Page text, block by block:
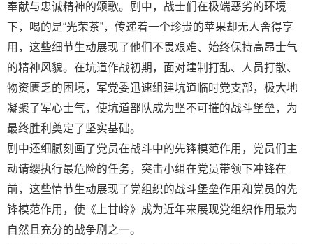
奉献与忠诚精神的颂歌。剧中，战士们在极端恶劣的环境
下，喝的是“光荣茶”，传递着一个珍贵的苹果却无人舍得享
用，这些细节生动展现了他们不畏艰难、始终保持高昂士气
的精神风貌。在坑道作战初期，面对建制打乱、人员打散、
物资匮乏的困境，军党委迅速组建坑道临时党支部，极大地
凝聚了军心士气，使坑道部队成为坚不可摧的战斗堡垒，为
最终胜利奠定了坚实基础。
剧中还细腻刻画了党员在战斗中的先锋模范作用，党员们主
动请缨执行最危险的任务，突击小组在党员带领下冲锋在
前，这些情节生动展现了党组织的战斗堡垒作用和党员的先
锋模范作用，使《上甘岭》成为近年来展现党组织作用最为
自然且充分的战争剧之一。